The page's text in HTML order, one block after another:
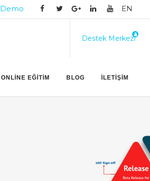
Demo EN
Destek Merkezi
ONLİNE EĞİTİM BLOG İLETİŞİM